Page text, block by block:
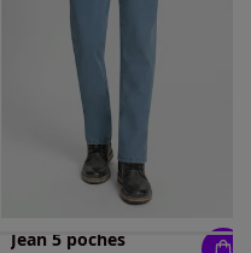
Jean 5 poches